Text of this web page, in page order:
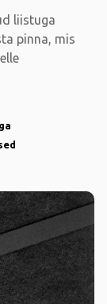
liistuga
pinna, mis